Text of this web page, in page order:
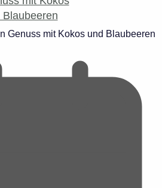
Genuss mit Kokos und Blaubeeren